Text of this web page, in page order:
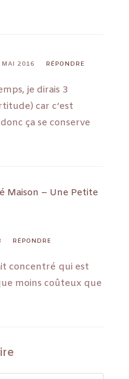
MAI 2016 RÉPONDRE
je dirais 3
car c’est
ça se conserve
Maison – Une Petite
RÉPONDRE
concentré qui est
moins coûteux que